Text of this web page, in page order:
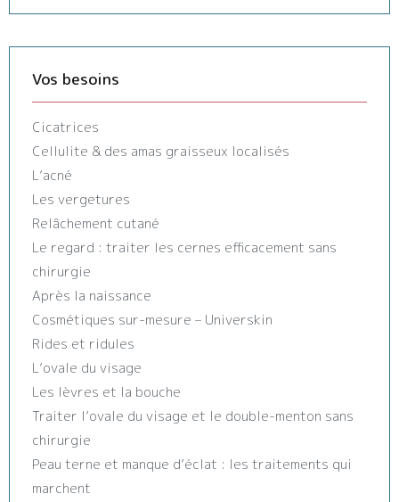
Vos besoins
Cicatrices
Cellulite & des amas graisseux localisés
L’acné
Les vergetures
Relâchement cutané
Le regard : traiter les cernes efficacement sans
chirurgie
Après la naissance
Cosmétiques sur-mesure – Universkin
Rides et ridules
L’ovale du visage
Les lèvres et la bouche
Traiter l’ovale du visage et le double-menton sans
chirurgie
Peau terne et manque d’éclat : les traitements qui
marchent